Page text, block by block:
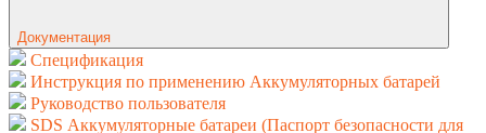
Документация
Спецификация
Инструкция по применению Аккумуляторных батарей
Руководство пользователя
SDS Аккумуляторные батареи (Паспорт безопасности для